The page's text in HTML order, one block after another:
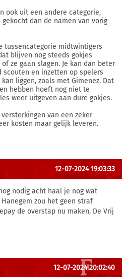
ook uit een andere categorie,
dan de namen van vorig
tussencategorie midtwintigers
blijven nog steeds gokjes
ze gaan slagen. Je kan dan beter
scouten en inzetten op spelers
liggen, zoals met Gimenez. Dat
hebben hoeft nog niet te
weer uitgeven aan dure gokjes.
van een zeker
kosten maar gelijk leveren.
12-07-2024 19:03:33
nodig acht haal je nog wat
zou het geen straf
de overstap nu maken, De Vrij
12-07-2024 20:02:40